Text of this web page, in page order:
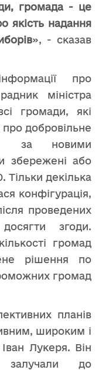
громада - це
якість надання
», - сказав
про
міністра
громади, які
добровільне
за новими
збережені або
Тільки декілька
конфігурація,
проведених
згоди.
громад
рішення по
громад
планів
широким і
Лукеря. Він
до